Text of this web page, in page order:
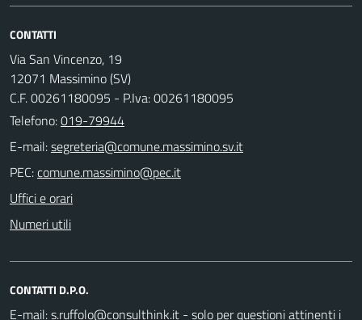
CONTATTI
Via San Vincenzo, 19
12071 Massimino (SV)
C.F. 00261180095 - P.Iva: 00261180095
Telefono:019-79944
E-mail:
PEC:
Uffici e orari
Numeri utili
CONTATTI D.P.O.
E-mail:
- solo per questioni attinenti i